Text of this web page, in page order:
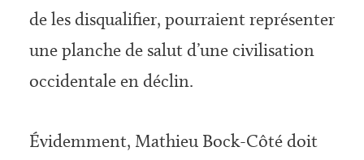
de les disqualifier, pourraient représenter
une planche de salut d’une civilisation
occidentale en déclin.
Évidemment, Mathieu Bock-Côté doit